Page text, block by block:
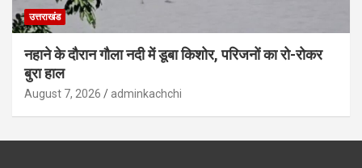
उत्तराखंड
नहाने के दौरान गौला नदी में डूबा किशोर, परिजनों का रो-रोकर
बुरा हाल
August 7, 2026 adminkachchi